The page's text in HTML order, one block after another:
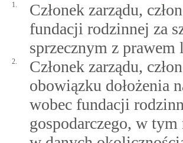
1.
Członek zarządu,
fundacji rodzinnej za
sprzecznym z
2.
Członek zarządu,
obowiązku dołożenia
wobec fundacji
gospodarczego, w